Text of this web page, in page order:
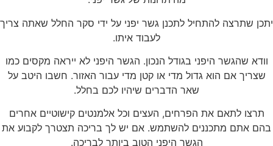
יתכן שתרצה להתחיל לתכנן גשר יפני על ידי סקר החלל שאתה צריך
לעבוד איתו.
וודא שהגשר היפני בגודל הנכון. הגשר היפני לא ייראה מקסים כמו
שצריך אם הוא גדול מדי או קטן מדי עבור האזור. חשבו היטב על
שאר הדברים שיהיו לכם בחלל.
תרצו לתאם את הפרחים, העצים וכל אלמנטים קישוטיים אחרים
בהם אתם מתכננים להשתמש. אם יש לך בריכה תצטרך לקבוע את
הגשר היפני הטוב ביותר לבריכה.